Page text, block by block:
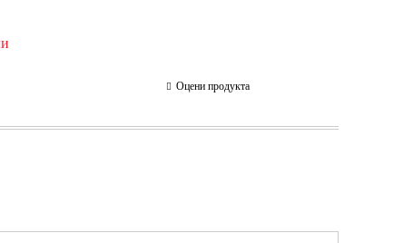
Оцени продукта